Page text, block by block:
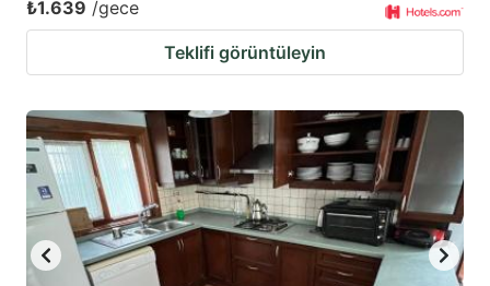
₺1.639 /gece
Teklifi görüntüleyin